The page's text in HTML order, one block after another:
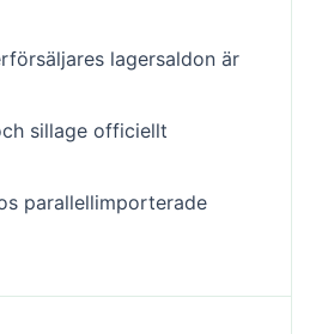
lagersaldon är
sillage officiellt
parallellimporterade